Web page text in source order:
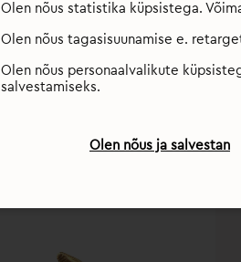
Me usume armastusse,
Olen nõus statistika küpsistega.
Olen nõus tagasisuunamise e.
Olen nõus personaalvalikute
salvestamiseks.
Olen nõus ja salvestan